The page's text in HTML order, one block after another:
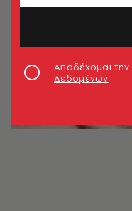
Αποδέχομαι την
Δεδομένων